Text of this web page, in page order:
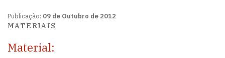
Publicação: 09 de Outubro de 2012
MATERIAIS
Material: